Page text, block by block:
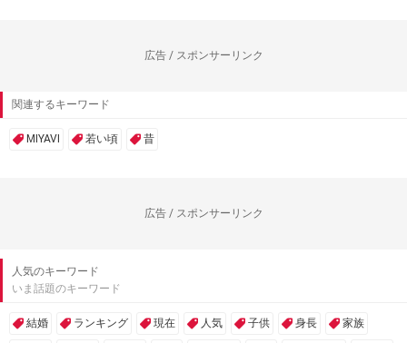
広告 / スポンサーリンク
関連するキーワード
MIYAVI 若い頃 昔
広告 / スポンサーリンク
人気のキーワード
いま話題のキーワード
結婚 ランキング 現在 人気 子供 身長 家族